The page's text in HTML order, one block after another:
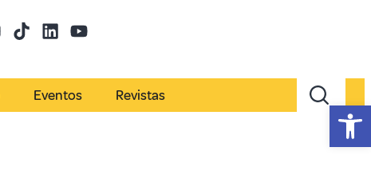
Eventos Revistas